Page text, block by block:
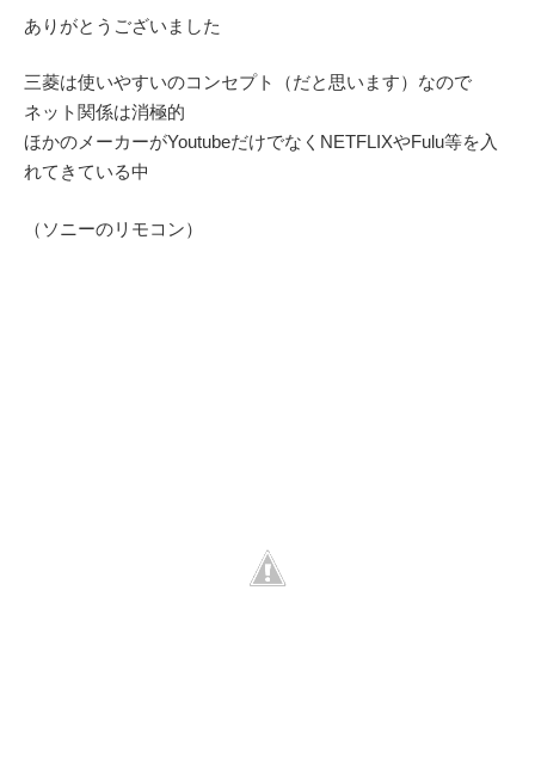
ありがとうございました
三菱は使いやすいのコンセプト（だと思います）なので
ネット関係は消極的
ほかのメーカーがYoutubeだけでなくNETFLIXやFulu等を入
れてきている中
（ソニーのリモコン）